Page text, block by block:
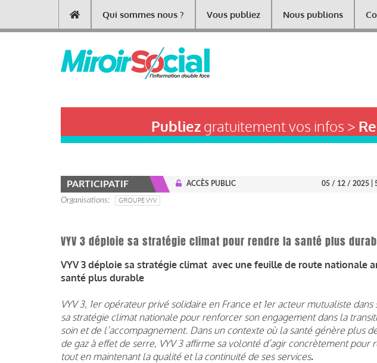
contenu
Main
navigation
Qui sommes nous ? Vous publiez Nous publions
Publiezgratuitement vos infos >
PARTICIPATIF ACCÈS PUBLIC 05 / 12 / 2025 |
Organisations GROUPE VYV
VYV 3 déploie sa stratégie climat pour rendre la santé plus
VYV 3 déploie sa stratégie climat avec une feuille de route nationale
santé plus durable
VYV 3, 1er opérateur privé solidaire en France et 1er acteur mutualiste
sa stratégie climat nationale pour renforcer son engagement dans la
soin et de l’accompagnement. Dans un contexte où la santé génère plus
de gaz à effet de serre, VYV 3 affirme sa volonté d’agir concrètement
tout en maintenant la qualité et la continuité de ses services.